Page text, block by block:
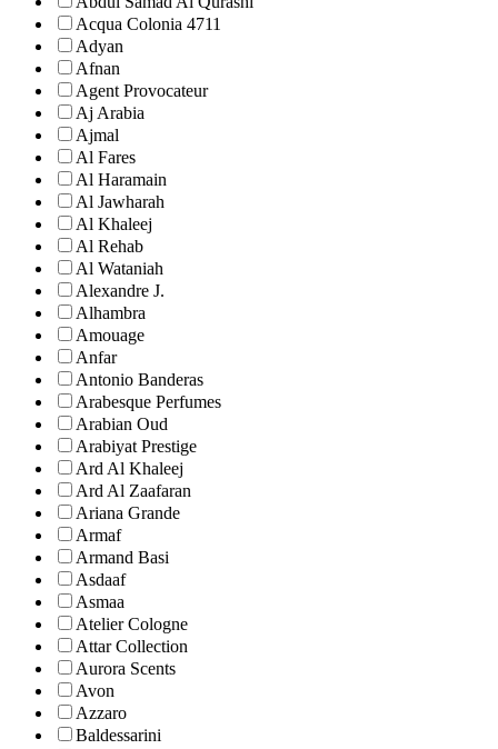
Acqua Colonia 4711
Adyan
Afnan
Agent Provocateur
Aj Arabia
Ajmal
Al Fares
Al Haramain
Al Jawharah
Al Khaleej
Al Rehab
Al Wataniah
Alexandre J.
Alhambra
Amouage
Anfar
Antonio Banderas
Arabesque Perfumes
Arabian Oud
Arabiyat Prestige
Ard Al Khaleej
Ard Al Zaafaran
Ariana Grande
Armaf
Armand Basi
Asdaaf
Asmaa
Atelier Cologne
Attar Collection
Aurora Scents
Avon
Azzaro
Baldessarini